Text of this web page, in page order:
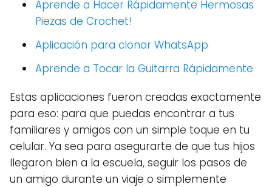
Aprende a Hacer Rápidamente Hermosas
Piezas de Crochet!
Aplicación para clonar WhatsApp
Aprende a Tocar la Guitarra Rápidamente
Estas aplicaciones fueron creadas exactamente
para eso: para que puedas encontrar a tus
familiares y amigos con un simple toque en tu
celular. Ya sea para asegurarte de que tus hijos
llegaron bien a la escuela, seguir los pasos de
un amigo durante un viaje o simplemente